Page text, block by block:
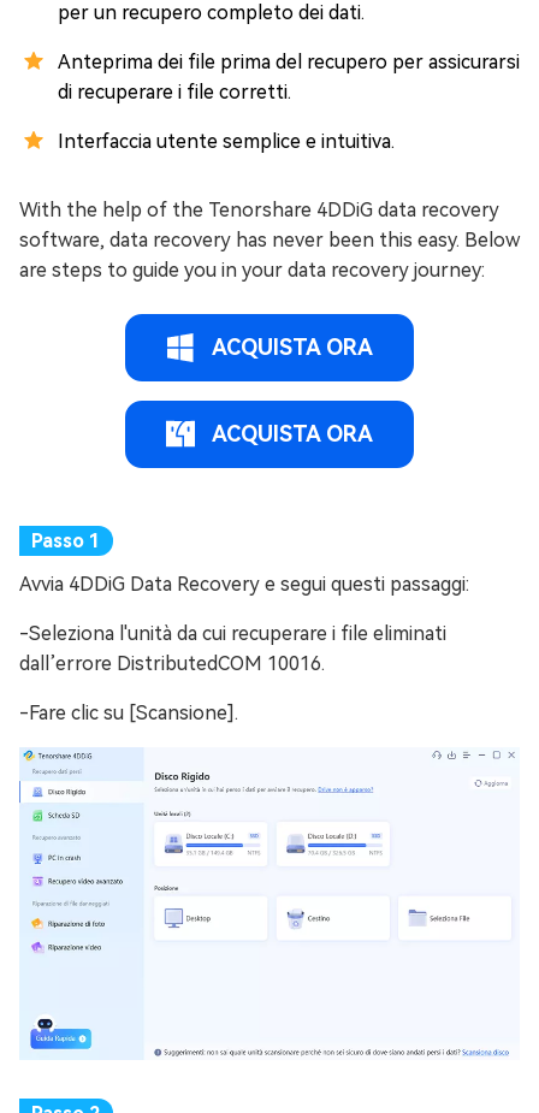
per un recupero completo dei dati.
Anteprima dei file prima del recupero per assicurarsi
di recuperare i file corretti.
Interfaccia utente semplice e intuitiva.
With the help of the Tenorshare 4DDiG data recovery
software, data recovery has never been this easy. Below
are steps to guide you in your data recovery journey:
ACQUISTA ORA
ACQUISTA ORA
Avvia 4DDiG Data Recovery e segui questi passaggi:
-Seleziona l'unità da cui recuperare i file eliminati
dall’errore DistributedCOM 10016.
-Fare clic su [Scansione].